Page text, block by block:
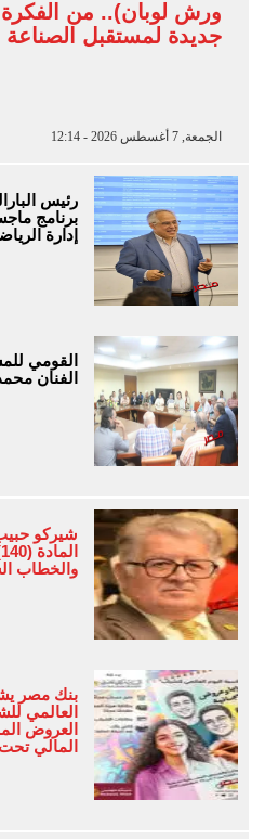
ورش لوبان).. من الفكرة
جديدة لمستقبل الصناعة
الجمعة, 7 أغسطس 2026 - 12:14
رئيس
برنامج
إدارة
القومي
الفنان
شيركو
والخطاب
بنك مصر
العالمي
العروض
المالي